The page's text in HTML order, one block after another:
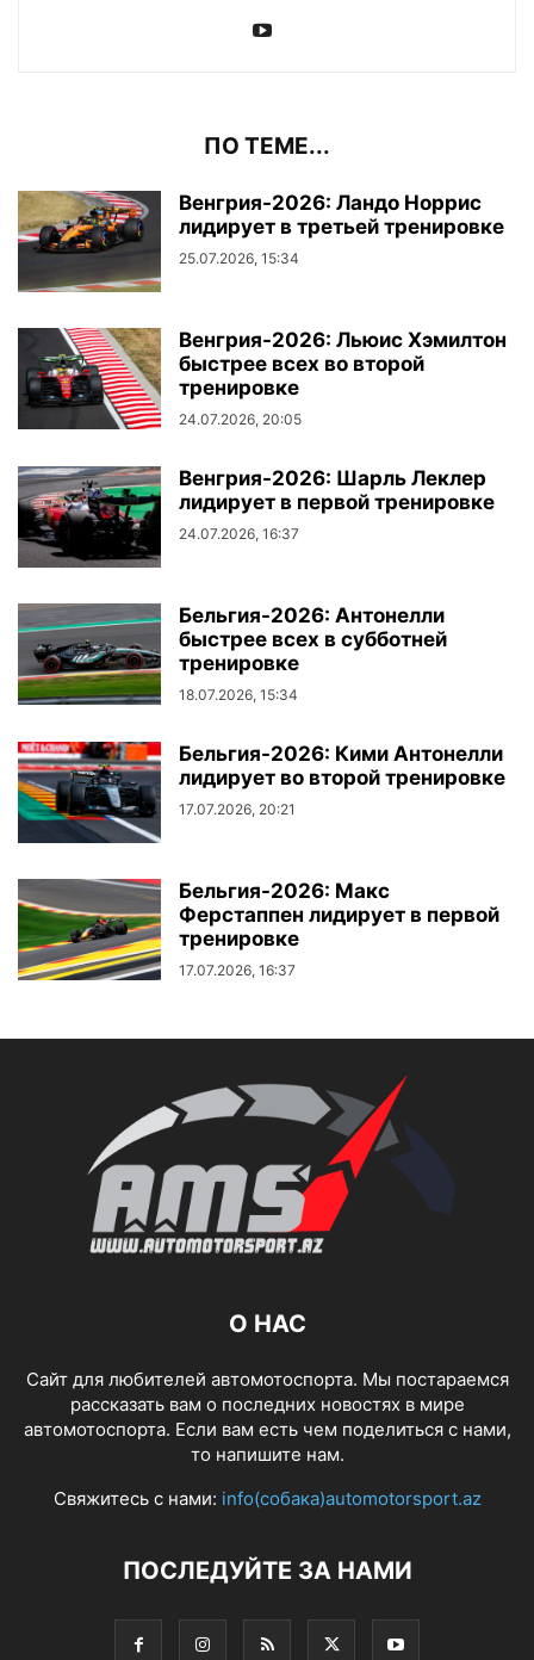
ПО ТЕМЕ...
Венгрия-2026: Ландо Норрис
лидирует в третьей тренировке
25.07.2026, 15:34
Венгрия-2026: Льюис Хэмилтон
быстрее всех во второй
тренировке
24.07.2026, 20:05
Венгрия-2026: Шарль Леклер
лидирует в первой тренировке
24.07.2026, 16:37
Бельгия-2026: Антонелли
быстрее всех в субботней
тренировке
18.07.2026, 15:34
Бельгия-2026: Кими Антонелли
лидирует во второй тренировке
17.07.2026, 20:21
Бельгия-2026: Макс
Ферстаппен лидирует в первой
тренировке
17.07.2026, 16:37
О НАС
Сайт для любителей автомотоспорта. Мы постараемся
рассказать вам о последних новостях в мире
автомотоспорта. Если вам есть чем поделиться с нами,
то напишите нам.
Свяжитесь с нами: info(собака)automotorsport.az
ПОСЛЕДУЙТЕ ЗА НАМИ